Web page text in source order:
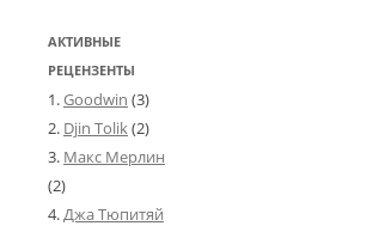
АКТИВНЫЕ
РЕЦЕНЗЕНТЫ
Goodwin (3)
Djin Tolik(2)
Макс Мерлин
(2)
Джа Тюпитяй